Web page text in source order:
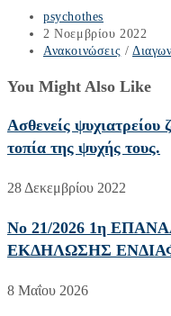
Post
author:
psychothes
Post
published:
2 Νοεμβρίου 2022
Post
Ανακοινώσεις /
You Might Also Like
Ασθενείς ψυχιατρείου
τοπία της ψυχής τους.
28 Δεκεμβρίου 2022
No 21/2026 1η
ΕΚΔΗΛΩΣΗΣ
8 Μαΐου 2026